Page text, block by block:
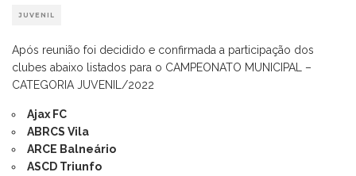
JUVENIL
Após reunião foi decidido e confirmada a participação dos
clubes abaixo listados para o CAMPEONATO MUNICIPAL –
CATEGORIA JUVENIL/2022
Ajax FC
ABRCS Vila
ARCE Balneário
ASCD Triunfo